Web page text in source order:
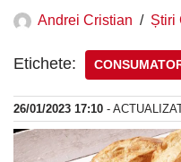
Andrei Cristian Știri
Etichete:
26/01/2023 17:10 -